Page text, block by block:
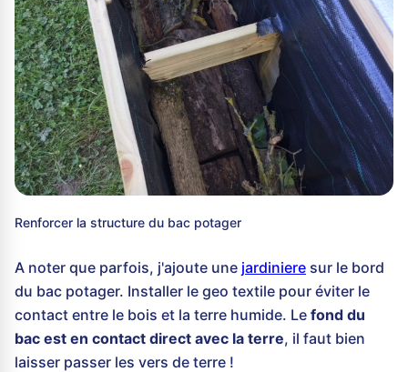
Renforcer la structure du bac potager
A noter que parfois, j'ajoute une jardiniere sur le bord
du bac potager. Installer le geo textile pour éviter le
contact entre le bois et la terre humide. Le fond du
bac est en contact direct avec la terre, il faut bien
laisser passer les vers de terre !